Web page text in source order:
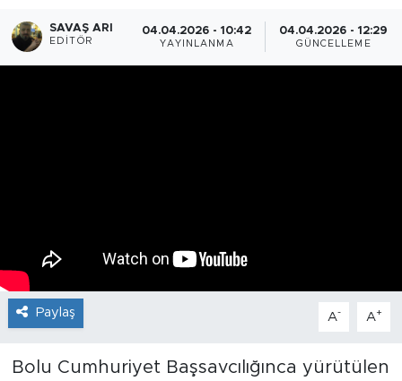
SAVAŞ ARI
EDITÖR
04.04.2026 - 10:42
YAYINLANMA
04.04.2026 - 12:29
GÜNCELLEME
Paylaş A- A+
Bolu Cumhuriyet Başsavcılığınca yürütülen
Öncü TV İzle
Haber Arşivi